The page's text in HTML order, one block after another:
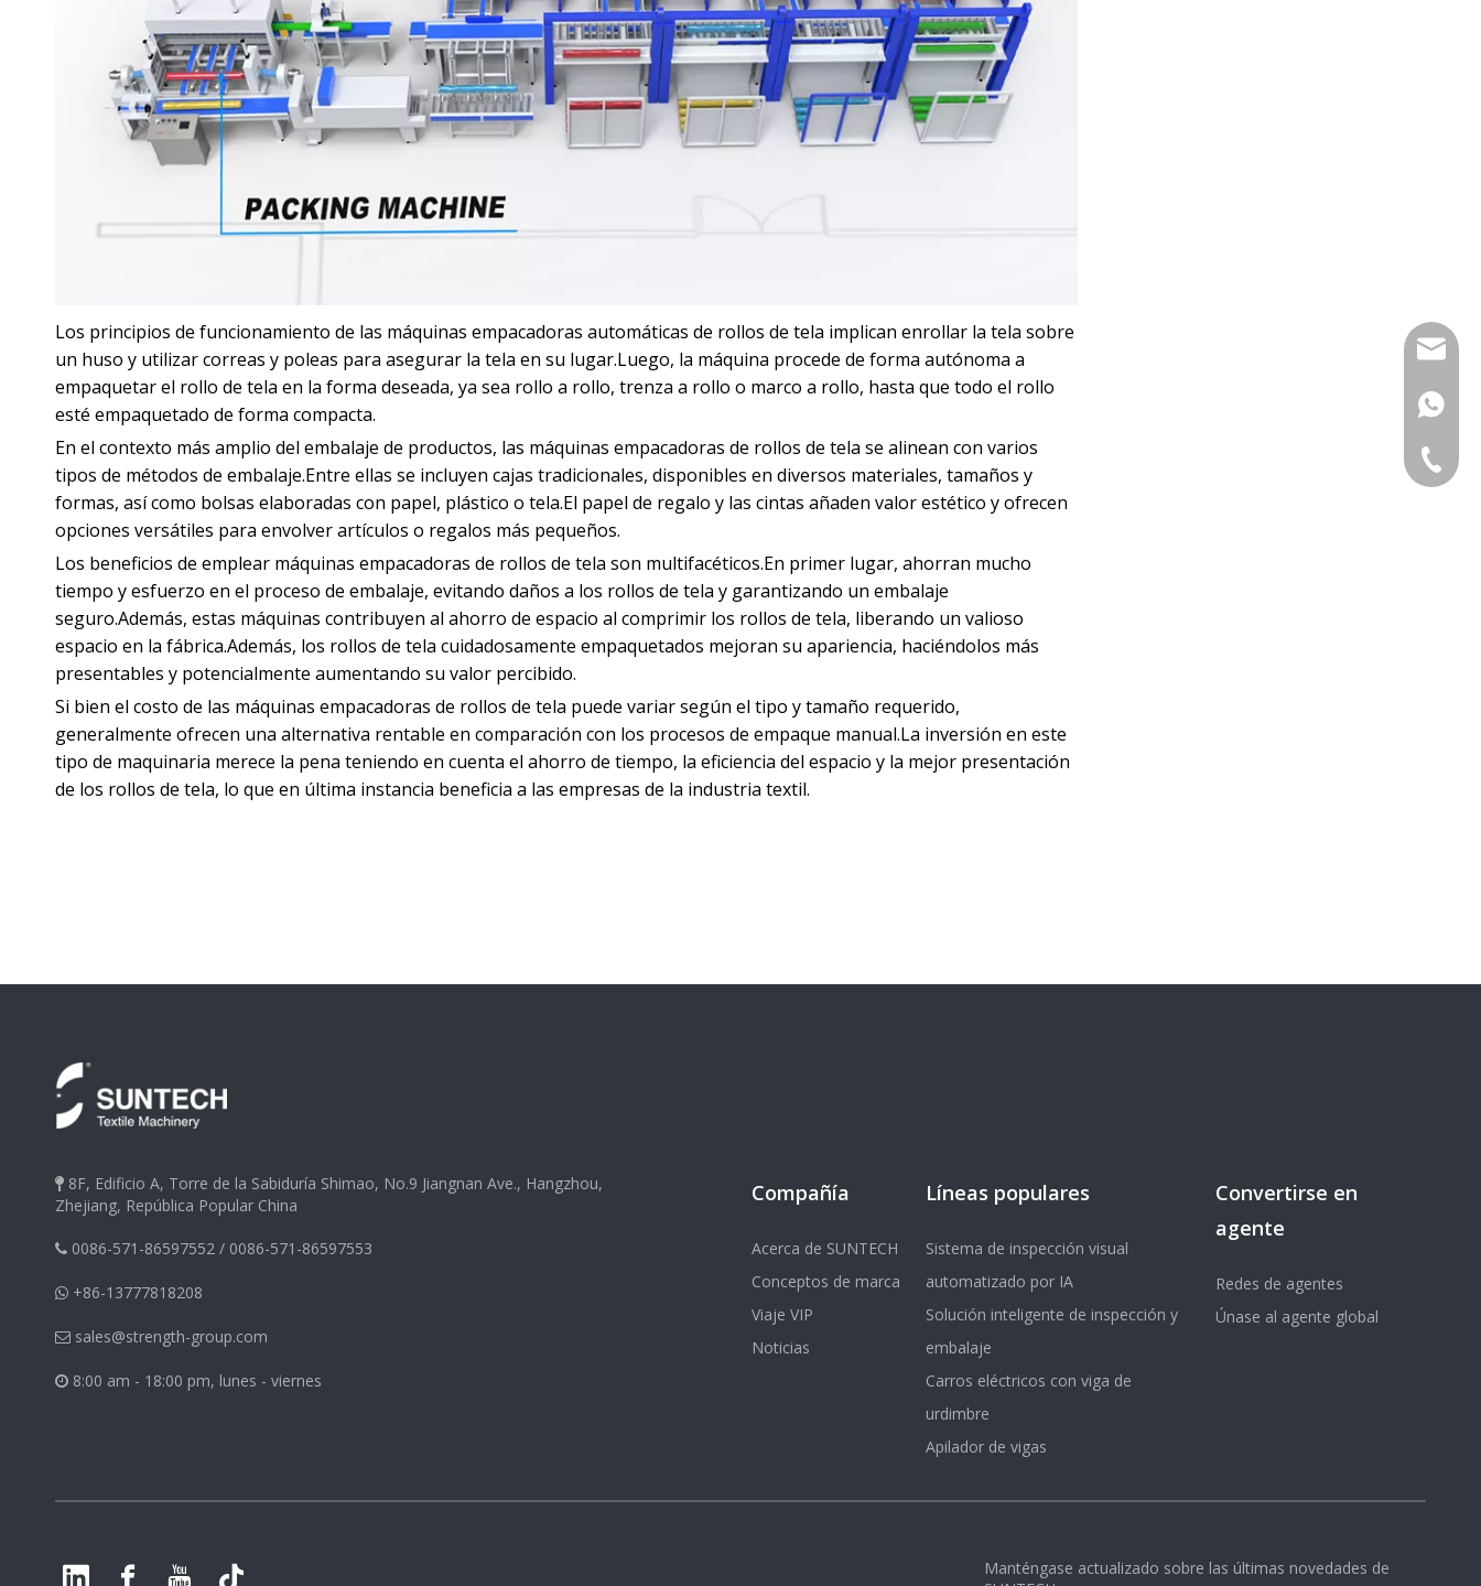
Los principios de funcionamiento de las máquinas empacadoras automáticas de rollos de tela implican enrollar la tela sobre
un huso y utilizar correas y poleas para asegurar la tela en su lugar.Luego, la máquina procede de forma autónoma a
empaquetar el rollo de tela en la forma deseada, ya sea rollo a rollo, trenza a rollo o marco a rollo, hasta que todo el rollo
esté empaquetado de forma compacta.
En el contexto más amplio del embalaje de productos, las máquinas empacadoras de rollos de tela se alinean con varios
tipos de métodos de embalaje.Entre ellas se incluyen cajas tradicionales, disponibles en diversos materiales, tamaños y
formas, así como bolsas elaboradas con papel, plástico o tela.El papel de regalo y las cintas añaden valor estético y ofrecen
opciones versátiles para envolver artículos o regalos más pequeños.
Los beneficios de emplear máquinas empacadoras de rollos de tela son multifacéticos.En primer lugar, ahorran mucho
tiempo y esfuerzo en el proceso de embalaje, evitando daños a los rollos de tela y garantizando un embalaje
seguro.Además, estas máquinas contribuyen al ahorro de espacio al comprimir los rollos de tela, liberando un valioso
espacio en la fábrica.Además, los rollos de tela cuidadosamente empaquetados mejoran su apariencia, haciéndolos más
presentables y potencialmente aumentando su valor percibido.
Si bien el costo de las máquinas empacadoras de rollos de tela puede variar según el tipo y tamaño requerido,
generalmente ofrecen una alternativa rentable en comparación con los procesos de empaque manual.La inversión en este
tipo de maquinaria merece la pena teniendo en cuenta el ahorro de tiempo, la eficiencia del espacio y la mejor presentación
de los rollos de tela, lo que en última instancia beneficia a las empresas de la industria textil.
 8F, Edificio A, Torre de la Sabiduría Shimao, No.9 Jiangnan Ave., Hangzhou,
Zhejiang, República Popular China
 0086-571-86597552 / 0086-571-86597553
 +86-13777818208
 sales@strength-group.com
 8:00 am - 18:00 pm, lunes - viernes
+86-
0086-
Compañía
Acerca de SUNTECH
Conceptos de marca
Viaje VIP
Noticias
Líneas populares
Sistema de inspección visual
automatizado por IA
Solución inteligente de inspección y
embalaje
Carros eléctricos con viga de
urdimbre
Apilador de vigas
Convertirse en
agente
Redes de agentes
Únase al agente global
Manténgase actualizado sobre las últimas novedades de